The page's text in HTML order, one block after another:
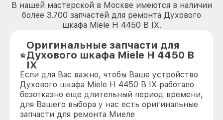
В нашей мастерской в Москве имеются в наличии
более 3.700 запчастей для ремонта Духового
шкафа Miele H 4450 B IX.
Оригинальные запчасти для
Духового шкафа Miele H 4450 B
IX
Если для Вас важно, чтобы Ваше устройство
Духового шкафа Miele H 4450 B IX работало
безотказно еще длительный период времени,
для Вашего выбора у нас есть оригинальные
запчасти для ремонта Миеле